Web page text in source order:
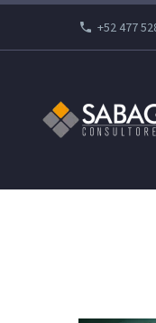
+52 477